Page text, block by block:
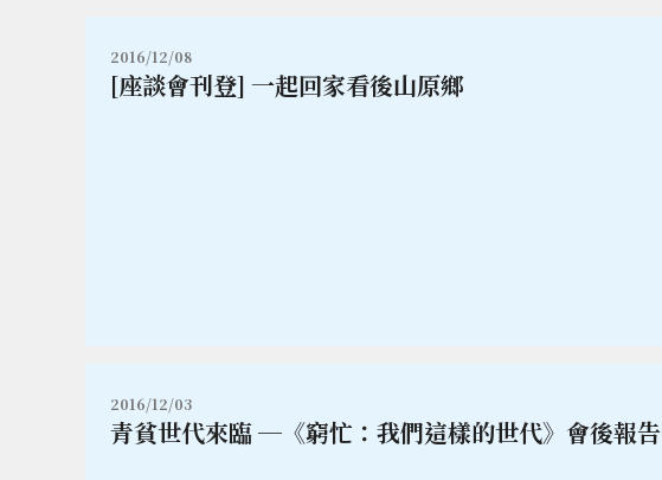
2016/12/08
[座談會刊登] 一起回家看後山原鄉
2016/12/03
青貧世代來臨 ─《窮忙：我們這樣的世代》會後報告